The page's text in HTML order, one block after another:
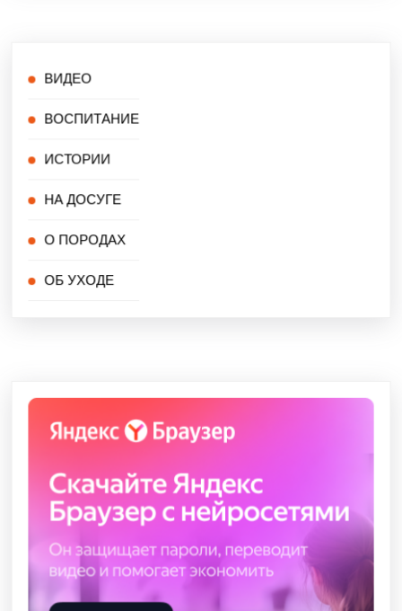
ВИДЕО
ВОСПИТАНИЕ
ИСТОРИИ
НА ДОСУГЕ
О ПОРОДАХ
ОБ УХОДЕ